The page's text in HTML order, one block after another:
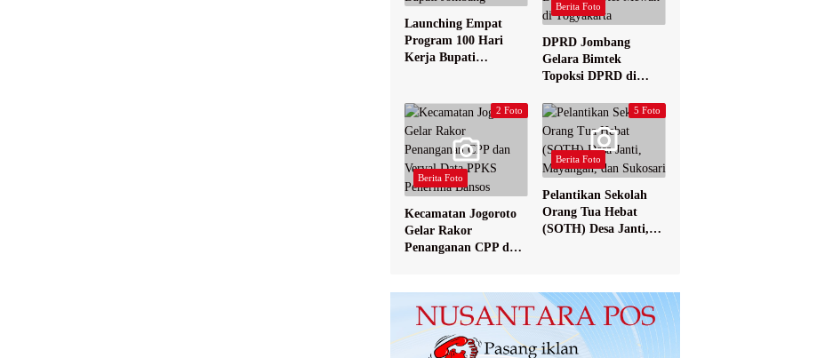
Launching Empat
Program 100 Hari
Kerja Bupati
Berita Foto
DPRD Jombang
Gelara Bimtek
Topoksi DPRD di
Yogyakarta
2 Foto
Berita Foto
Kecamatan Jogoroto
Gelar Rakor
Penanganan CPP dan
5 Foto
Berita Foto
Pelantikan Sekolah
Orang Tua Hebat
(SOTH) Desa Janti,